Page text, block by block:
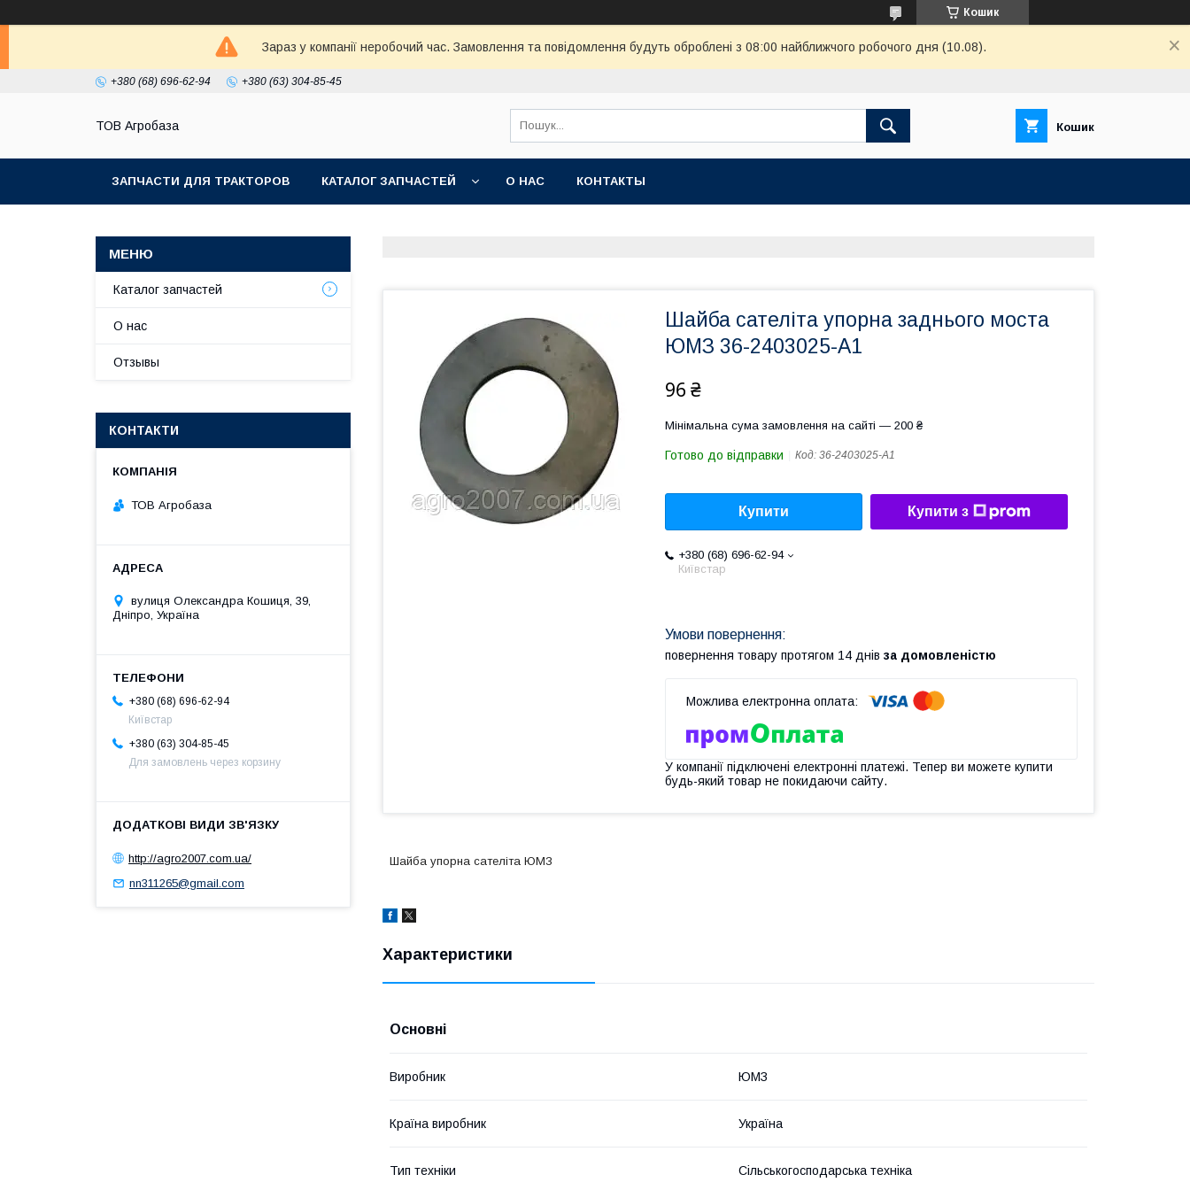
Кошик
Зараз у компанії неробочий час. Замовлення та повідомлення будуть оброблені з 08:00 найближчого робочого дня (10.08).
+380 (68) 696-62-94 +380 (63) 304-85-45
ТОВ Агробаза Кошик
ЗАПЧАСТИ ДЛЯ ТРАКТОРОВ КАТАЛОГ ЗАПЧАСТЕЙ О НАС КОНТАКТЫ
Шайба сателіта упорна заднього моста
ЮМЗ 36-2403025-А1
96 ₴
Мінімальна сума замовлення на сайті — 200 ₴
Готово до відправки Код: 36-2403025-А1
Купити Купити з
+380 (68) 696-62-94
Київстар
повернення товару протягом 14 днів за домовленістю
У компанії підключені електронні платежі. Тепер ви можете купити
будь-який товар не покидаючи сайту.
Шайба упорна сателіта ЮМЗ
Характеристики
Основні
Виробник ЮМЗ
Країна виробник Україна
Тип техніки Сільськогосподарська техніка
Каталог запчастей
О нас
Отзывы
КОНТАКТИ
ТОВ Агробаза
вулиця Олександра Кошиця, 39,
Дніпро, Україна
+380 (68) 696-62-94
Київстар
+380 (63) 304-85-45
Для замовлень через корзину
http://agro2007.com.ua/
nn311265@gmail.com